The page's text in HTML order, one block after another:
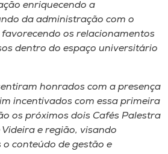
enriquecendo a
da administração com o
os relacionamentos
dentro do espaço universitário
honrados com a presença
incentivados com essa primeira
os próximos dois Cafés Palestra
e região, visando
conteúdo de gestão e